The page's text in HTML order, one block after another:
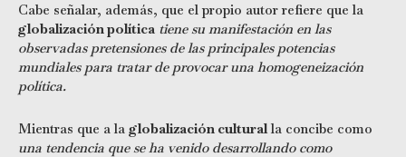
Cabe señalar, además, que el propio autor refiere que la
globalización política tiene su manifestación en las
observadas pretensiones de las principales potencias
mundiales para tratar de provocar una homogeneización
política.
Mientras que a la globalización culturalla concibe como
una tendencia que se ha venido desarrollando como